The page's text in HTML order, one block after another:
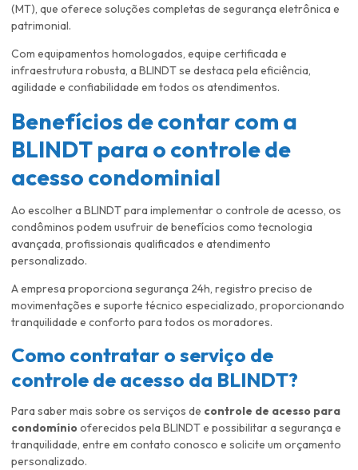
(MT), que oferece soluções completas de segurança eletrônica e
patrimonial.
Com equipamentos homologados, equipe certificada e
infraestrutura robusta, a BLINDT se destaca pela eficiência,
agilidade e confiabilidade em todos os atendimentos.
Benefícios de contar com a
BLINDT para o controle de
acesso condominial
Ao escolher a BLINDT para implementar o controle de acesso, os
condôminos podem usufruir de benefícios como tecnologia
avançada, profissionais qualificados e atendimento
personalizado.
A empresa proporciona segurança 24h, registro preciso de
movimentações e suporte técnico especializado, proporcionando
tranquilidade e conforto para todos os moradores.
Como contratar o serviço de
controle de acesso da BLINDT?
Para saber mais sobre os serviços de controle de acesso para
condomíniooferecidos pela BLINDT e possibilitar a segurança e
tranquilidade, entre em contato conosco e solicite um orçamento
personalizado.